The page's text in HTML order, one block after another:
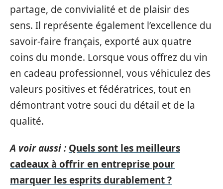
partage, de convivialité et de plaisir des
sens. Il représente également l’excellence du
savoir-faire français, exporté aux quatre
coins du monde. Lorsque vous offrez du vin
en cadeau professionnel, vous véhiculez des
valeurs positives et fédératrices, tout en
démontrant votre souci du détail et de la
qualité.
A voir aussi : Quels sont les meilleurs
cadeaux à offrir en entreprise pour
marquer les esprits durablement ?